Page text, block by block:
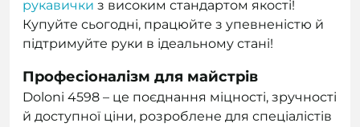
рукавички з високим стандартом якості!
Купуйте сьогодні, працюйте з упевненістю й
підтримуйте руки в ідеальному стані!
Професіоналізм для майстрів
Doloni 4598 – це поєднання міцності, зручності
й доступної ціни, розроблене для спеціалістів